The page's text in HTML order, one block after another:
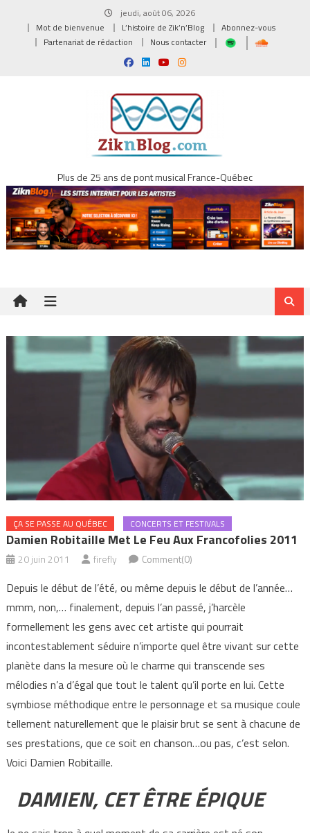
jeudi, août 06, 2026
Mot de bienvenue
L’histoire de Zik’n’Blog
Abonnez-vous
Partenariat de rédaction
Nous contacter
Plus de 25 ans de pont musical France-Québec
ÇA SE PASSE AU QUÉBEC CONCERTS ET FESTIVALS
Damien Robitaille Met Le Feu Aux Francofolies 2011
20 juin 2011 firefly Comment(0)
Depuis le début de l’été, ou même depuis le début de l’année…
mmm, non,… finalement, depuis l’an passé, j’harcèle
formellement les gens avec cet artiste qui pourrait
incontestablement séduire n’importe quel être vivant sur cette
planète dans la mesure où le charme qui transcende ses
mélodies n’a d’égal que tout le talent qu’il porte en lui. Cette
symbiose méthodique entre le personnage et sa musique coule
tellement naturellement que le plaisir brut se sent à chacune de
ses prestations, que ce soit en chanson…ou pas, c’est selon.
Voici Damien Robitaille.
DAMIEN, CET ÊTRE ÉPIQUE